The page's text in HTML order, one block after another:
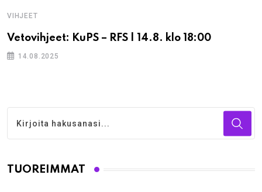
VIHJEET
Vetovihjeet: KuPS – RFS | 14.8. klo 18:00
14.08.2025
TUOREIMMAT